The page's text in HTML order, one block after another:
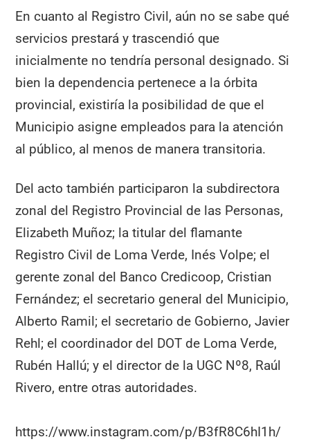
En cuanto al Registro Civil, aún no se sabe qué
servicios prestará y trascendió que
inicialmente no tendría personal designado. Si
bien la dependencia pertenece a la órbita
provincial, existiría la posibilidad de que el
Municipio asigne empleados para la atención
al público, al menos de manera transitoria.
Del acto también participaron la subdirectora
zonal del Registro Provincial de las Personas,
Elizabeth Muñoz; la titular del flamante
Registro Civil de Loma Verde, Inés Volpe; el
gerente zonal del Banco Credicoop, Cristian
Fernández; el secretario general del Municipio,
Alberto Ramil; el secretario de Gobierno, Javier
Rehl; el coordinador del DOT de Loma Verde,
Rubén Hallú; y el director de la UGC Nº8, Raúl
Rivero, entre otras autoridades.
https://www.instagram.com/p/B3fR8C6hI1h/